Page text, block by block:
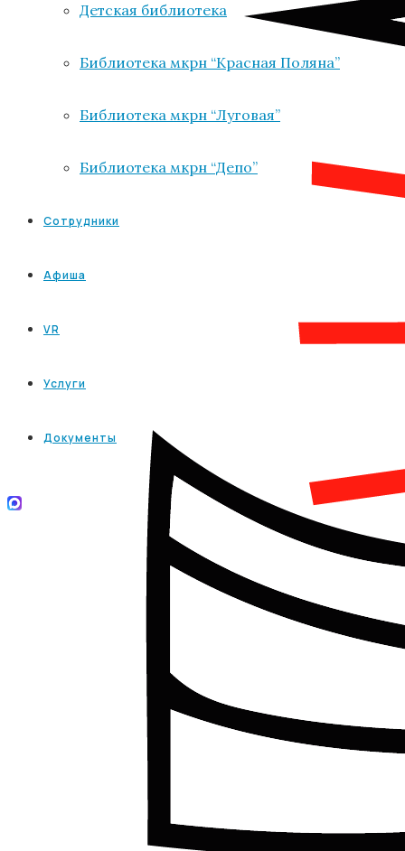
Детская библиотека
Библиотека мкрн “Красная Поляна”
Библиотека мкрн “Луговая”
Библиотека мкрн “Депо”
Сотрудники
Афиша
VR
Услуги
Документы